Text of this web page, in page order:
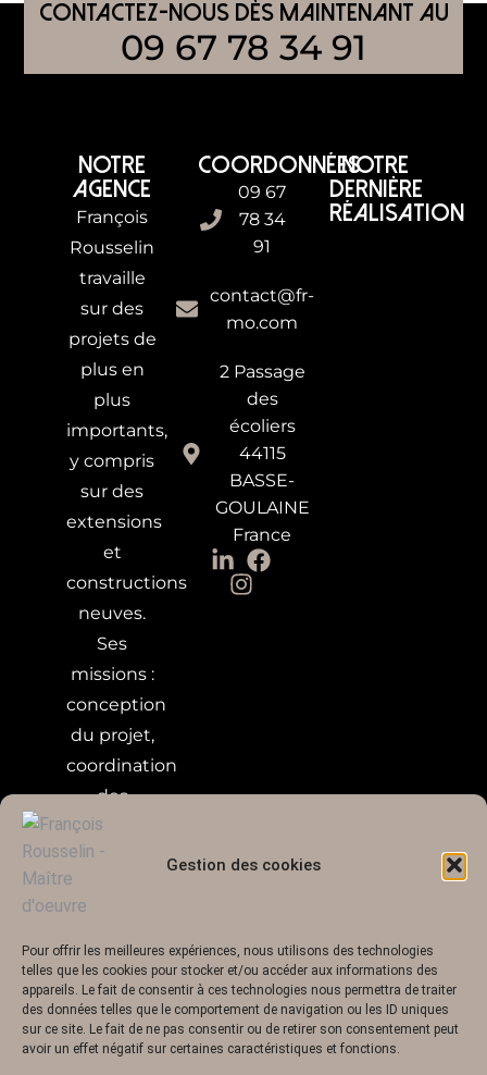
Gestion des cookies
Pour offrir les meilleures expériences, nous utilisons des technologies
telles que les cookies pour stocker et/ou accéder aux informations des
appareils. Le fait de consentir à ces technologies nous permettra de traiter
des données telles que le comportement de navigation ou les ID uniques
sur ce site. Le fait de ne pas consentir ou de retirer son consentement peut
avoir un effet négatif sur certaines caractéristiques et fonctions.
CONTACTEZ-nous dès maintenant AU
09 67 78 34 91
NOTRE
AGENCE
François
Rousselin
travaille
sur des
projets de
plus en
plus
importants,
y compris
sur des
extensions
et
constructions
neuves.
Ses
missions :
conception
du projet,
coordination
des
chantiers,
maîtrise
et respect
plannings
et de
votre
budget.
COORDONNÉES
09 67
78 34
91
contact@fr-
mo.com
2 Passage
des
écoliers
44115
BASSE-
GOULAINE
France
NOTRE
DERNIÈRE
RÉALISATION